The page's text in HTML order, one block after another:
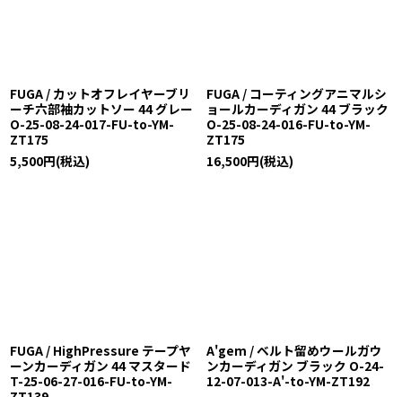
FUGA / カットオフレイヤーブリ
ーチ六部袖カットソー 44 グレー
O-25-08-24-017-FU-to-YM-
ZT175
5,500円(税込)
FUGA / コーティングアニマルシ
ョールカーディガン 44 ブラック
O-25-08-24-016-FU-to-YM-
ZT175
16,500円(税込)
FUGA / HighPressure テープヤ
ーンカーディガン 44 マスタード
T-25-06-27-016-FU-to-YM-
A'gem / ベルト留めウールガウ
ンカーディガン ブラック O-24-
12-07-013-A'-to-YM-ZT192